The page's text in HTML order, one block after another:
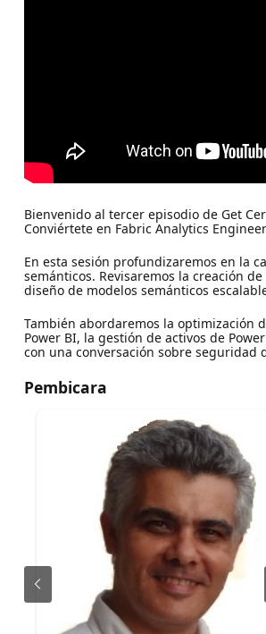
Bienvenido al tercer episodio de Get
Conviértete en Fabric Analytics
En esta sesión profundizaremos en la
semánticos. Revisaremos la creación
diseño de modelos semánticos
También abordaremos la optimización
Power BI, la gestión de activos de
con una conversación sobre seguridad
Pembicara